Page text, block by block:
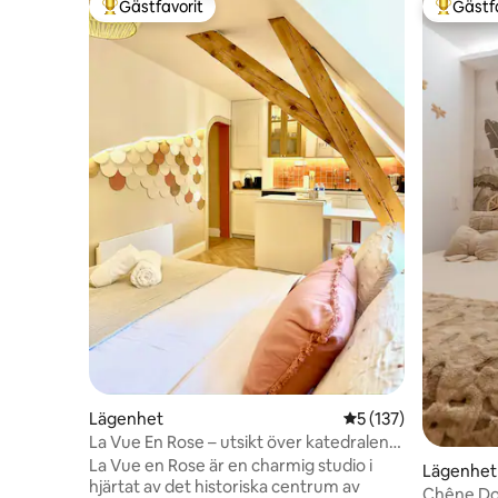
Populär gästfavorit
Gästfavorit
Lägenhet 5 av 5 i
5 (137)
La Vue En Rose – utsikt över katedralen
och lugn
La Vue en Rose är en charmig studio i
hjärtat av det historiska centrum av
Lägenhet